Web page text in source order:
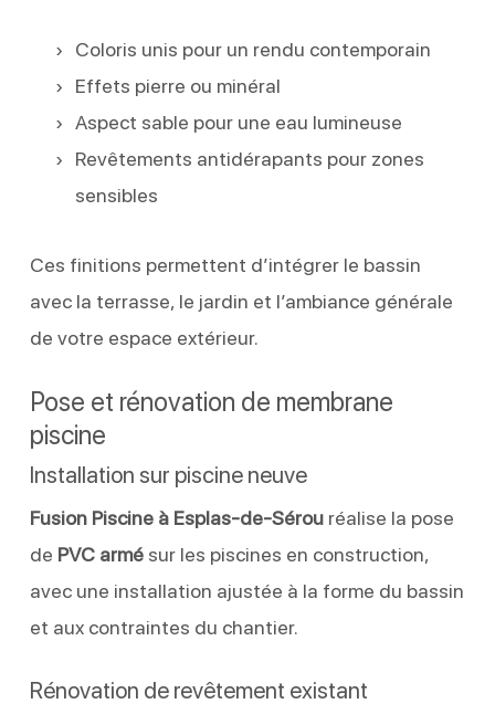
Coloris unis pour un rendu contemporain
Effets pierre ou minéral
Aspect sable pour une eau lumineuse
Revêtements antidérapants pour zones
sensibles
Ces finitions permettent d’intégrer le bassin
avec la terrasse, le jardin et l’ambiance générale
de votre espace extérieur.
Pose et rénovation de membrane
piscine
Installation sur piscine neuve
Fusion Piscine à Esplas-de-Sérouréalise la pose
de PVC armésur les piscines en construction,
avec une installation ajustée à la forme du bassin
et aux contraintes du chantier.
Rénovation de revêtement existant